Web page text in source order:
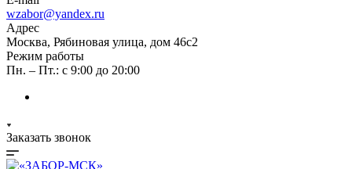
wzabor@yandex.ru
Адрес
Москва, Рябиновая улица, дом 46с2
Режим работы
Пн. – Пт.: с 9:00 до 20:00
Заказать звонок